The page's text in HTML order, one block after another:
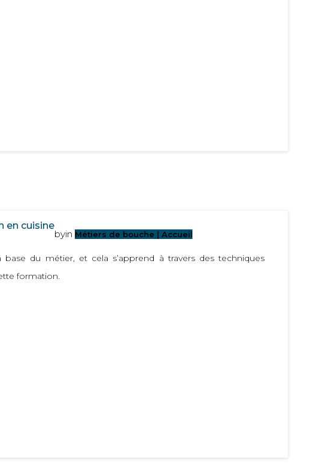
en cuisine
byin Métiers de bouche | Accueil
base du métier, et cela s’apprend à travers des techniques
formation.